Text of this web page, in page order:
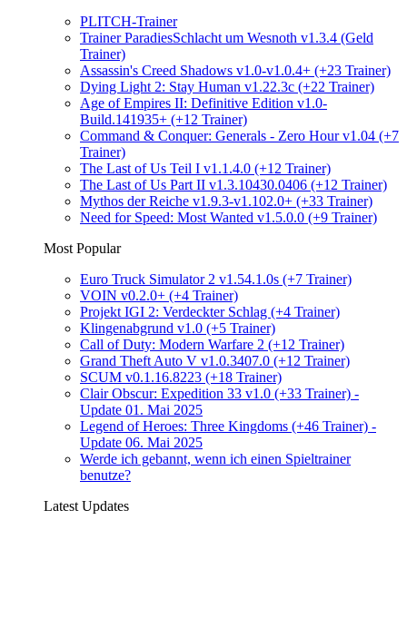
PLITCH-Trainer
Trainer ParadiesSchlacht um Wesnoth v1.3.4 (Geld
Trainer)
Assassin's Creed Shadows v1.0-v1.0.4+ (+23 Trainer)
Dying Light 2: Stay Human v1.22.3c (+22 Trainer)
Age of Empires II: Definitive Edition v1.0-
Build.141935+ (+12 Trainer)
Command & Conquer: Generals - Zero Hour v1.04 (+7
Trainer)
The Last of Us Teil I v1.1.4.0 (+12 Trainer)
The Last of Us Part II v1.3.10430.0406 (+12 Trainer)
Mythos der Reiche v1.9.3-v1.102.0+ (+33 Trainer)
Need for Speed: Most Wanted v1.5.0.0 (+9 Trainer)
Most Popular
Euro Truck Simulator 2 v1.54.1.0s (+7 Trainer)
VOIN v0.2.0+ (+4 Trainer)
Projekt IGI 2: Verdeckter Schlag (+4 Trainer)
Klingenabgrund v1.0 (+5 Trainer)
Call of Duty: Modern Warfare 2 (+12 Trainer)
Grand Theft Auto V v1.0.3407.0 (+12 Trainer)
SCUM v0.1.16.8223 (+18 Trainer)
Clair Obscur: Expedition 33 v1.0 (+33 Trainer) -
Update 01. Mai 2025
Legend of Heroes: Three Kingdoms (+46 Trainer) -
Update 06. Mai 2025
Werde ich gebannt, wenn ich einen Spieltrainer
benutze?
Latest Updates